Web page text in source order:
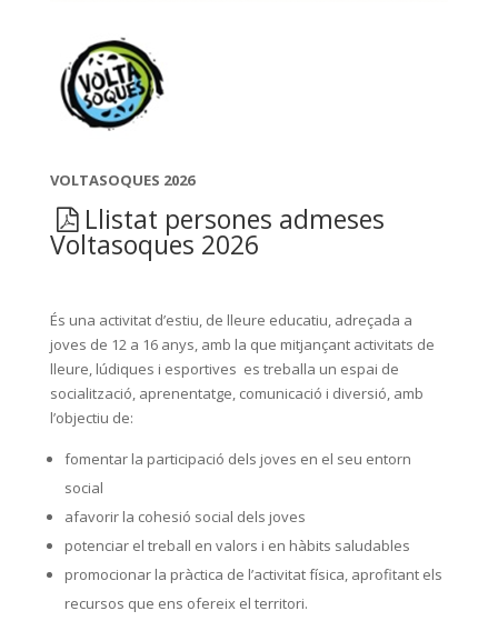
VOLTASOQUES 2026
Llistat persones admeses
Voltasoques 2026
És una activitat d’estiu, de lleure educatiu, adreçada a
joves de 12 a 16 anys, amb la que mitjançant activitats de
lleure, lúdiques i esportives es treballa un espai de
socialització, aprenentatge, comunicació i diversió, amb
l’objectiu de:
fomentar la participació dels joves en el seu entorn
social
afavorir la cohesió social dels joves
potenciar el treball en valors i en hàbits saludables
promocionar la pràctica de l’activitat física, aprofitant els
recursos que ens ofereix el territori.